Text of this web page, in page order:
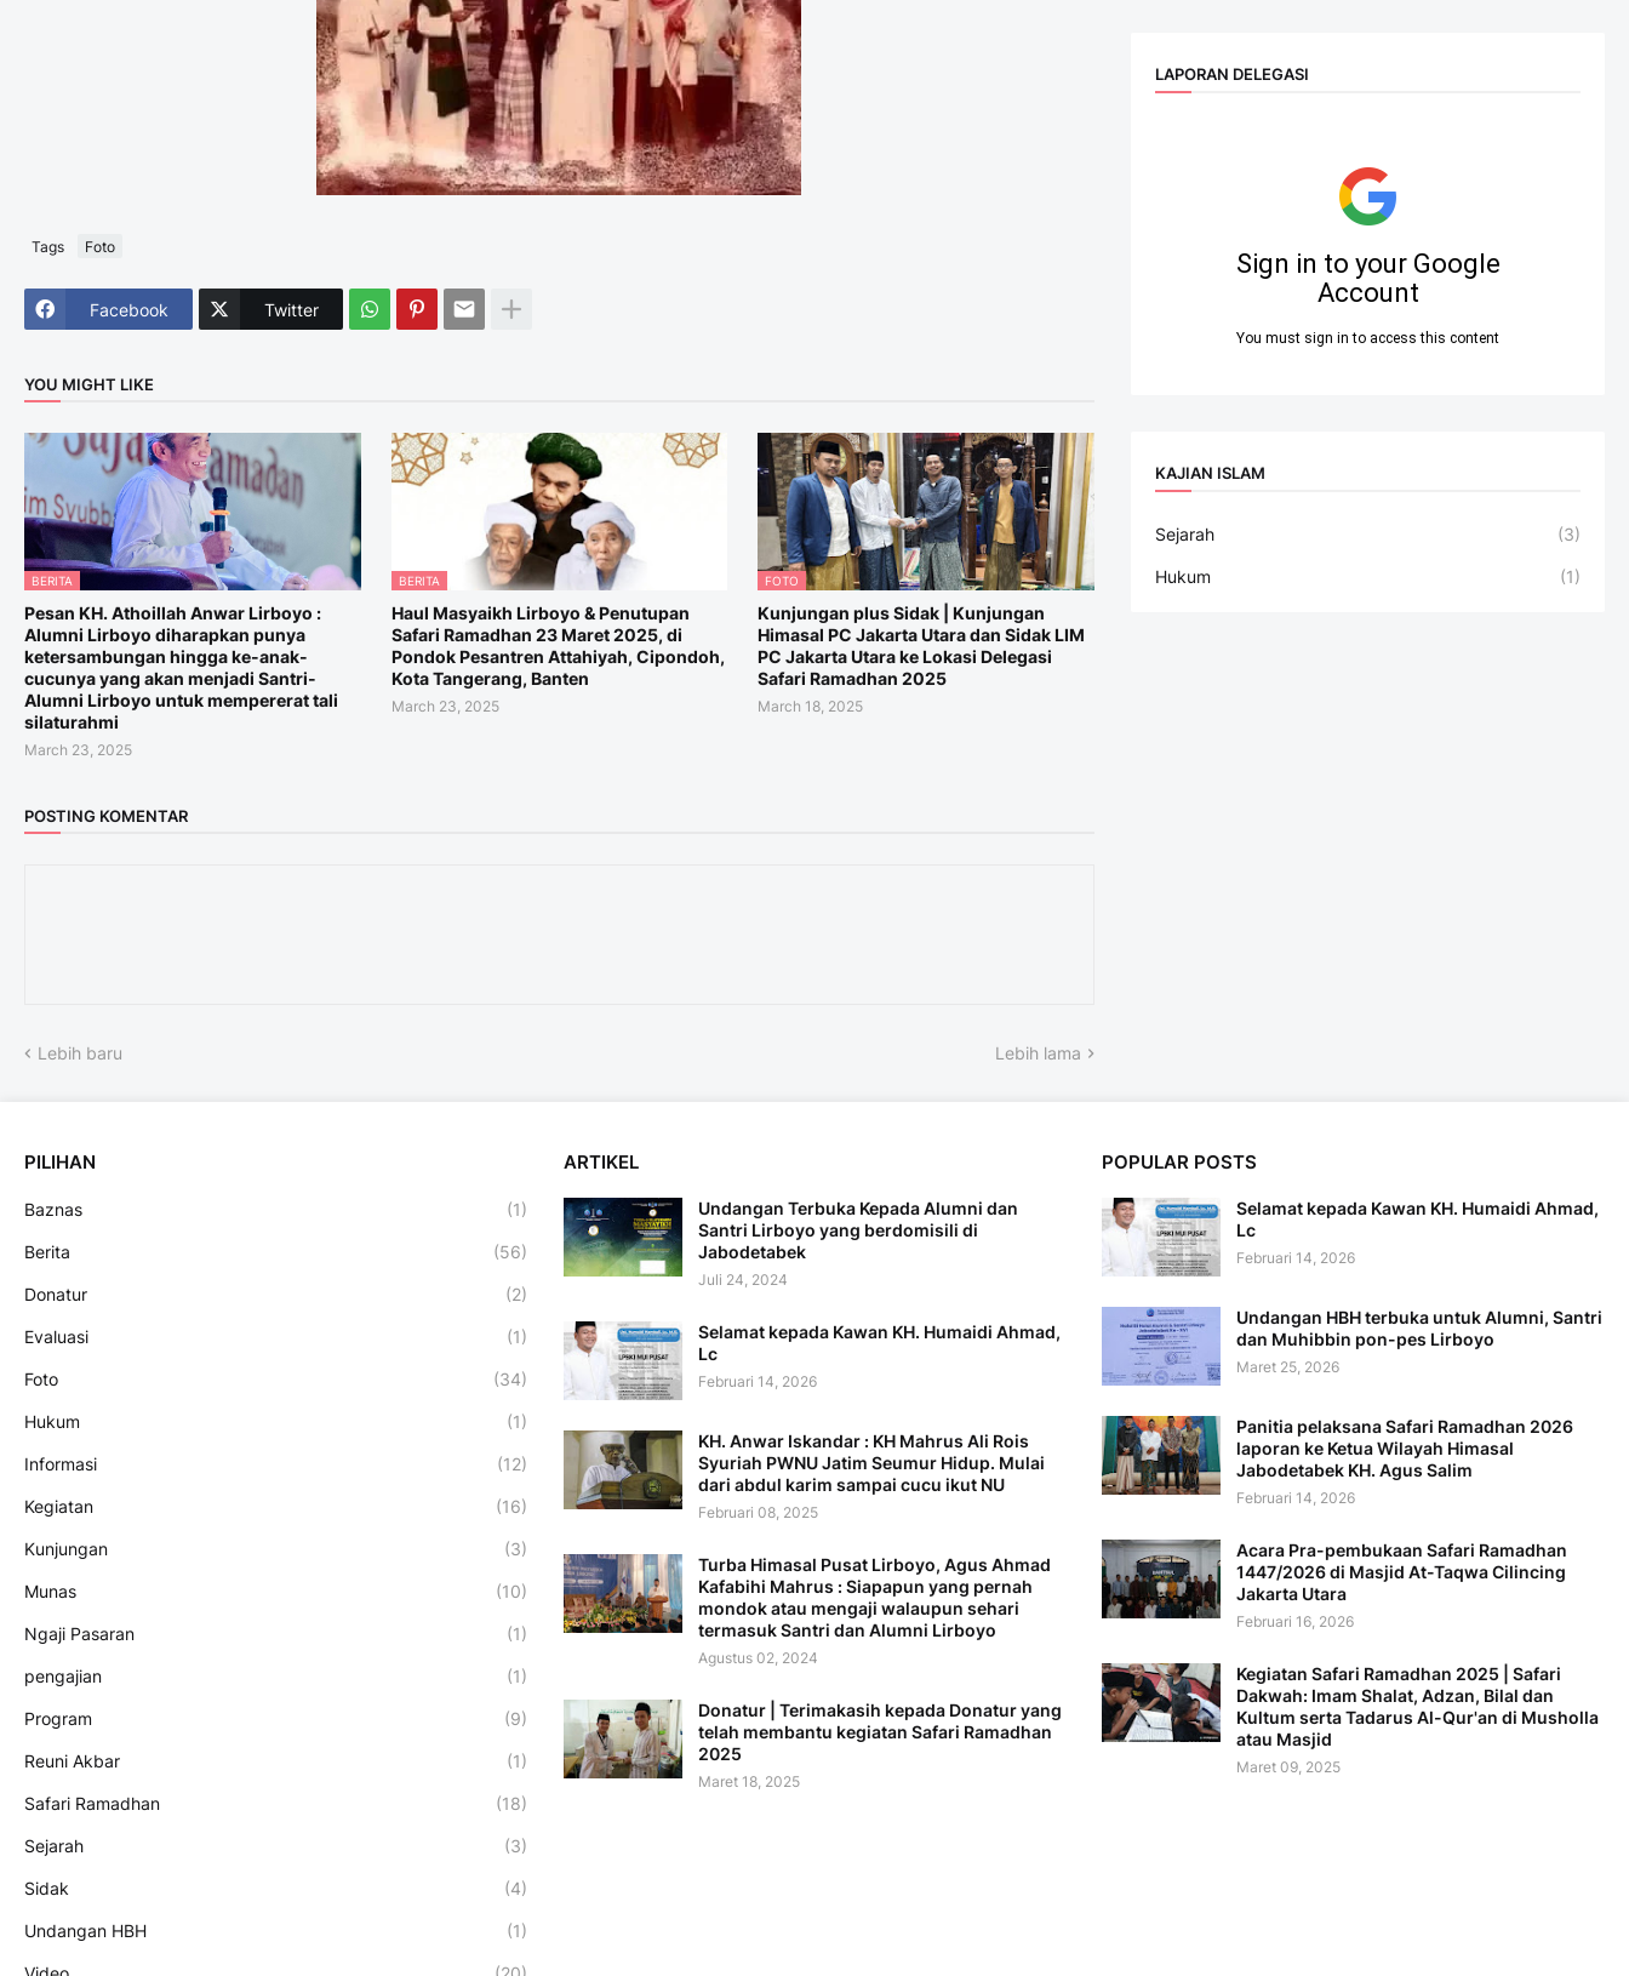
Tags Foto
Facebook Twitter
YOU MIGHT LIKE
BERITA
Pesan KH. Athoillah Anwar Lirboyo :
Alumni Lirboyo diharapkan punya
ketersambungan hingga ke-anak-
cucunya yang akan menjadi Santri-
Alumni Lirboyo untuk mempererat tali
silaturahmi
March 23, 2025
BERITA
Haul Masyaikh Lirboyo & Penutupan
Safari Ramadhan 23 Maret 2025, di
Pondok Pesantren Attahiyah, Cipondoh,
Kota Tangerang, Banten
March 23, 2025
FOTO
Kunjungan plus Sidak | Kunjungan
Himasal PC Jakarta Utara dan Sidak LIM
PC Jakarta Utara ke Lokasi Delegasi
Safari Ramadhan 2025
March 18, 2025
POSTING KOMENTAR
Lebih baru Lebih lama
LAPORAN DELEGASI
KAJIAN ISLAM
Sejarah (3)
Hukum (1)
PILIHAN
Baznas (1)
Berita (56)
Donatur (2)
Evaluasi (1)
Foto (34)
Hukum (1)
Informasi (12)
Kegiatan (16)
Kunjungan (3)
Munas (10)
Ngaji Pasaran (1)
pengajian (1)
Program (9)
Reuni Akbar (1)
Safari Ramadhan (18)
Sejarah (3)
Sidak (4)
Undangan HBH (1)
ARTIKEL
Undangan Terbuka Kepada Alumni dan
Santri Lirboyo yang berdomisili di
Jabodetabek
Juli 24, 2024
Selamat kepada Kawan KH. Humaidi Ahmad,
Lc
Februari 14, 2026
KH. Anwar Iskandar : KH Mahrus Ali Rois
Syuriah PWNU Jatim Seumur Hidup. Mulai
dari abdul karim sampai cucu ikut NU
Februari 08, 2025
Turba Himasal Pusat Lirboyo, Agus Ahmad
Kafabihi Mahrus : Siapapun yang pernah
mondok atau mengaji walaupun sehari
termasuk Santri dan Alumni Lirboyo
Agustus 02, 2024
Donatur | Terimakasih kepada Donatur yang
telah membantu kegiatan Safari Ramadhan
2025
Maret 18, 2025
POPULAR POSTS
Selamat kepada Kawan KH. Humaidi Ahmad,
Lc
Februari 14, 2026
Undangan HBH terbuka untuk Alumni, Santri
dan Muhibbin pon-pes Lirboyo
Maret 25, 2026
Panitia pelaksana Safari Ramadhan 2026
laporan ke Ketua Wilayah Himasal
Jabodetabek KH. Agus Salim
Februari 14, 2026
Acara Pra-pembukaan Safari Ramadhan
1447/2026 di Masjid At-Taqwa Cilincing
Jakarta Utara
Februari 16, 2026
Kegiatan Safari Ramadhan 2025 | Safari
Dakwah: Imam Shalat, Adzan, Bilal dan
Kultum serta Tadarus Al-Qur'an di Musholla
atau Masjid
Maret 09, 2025